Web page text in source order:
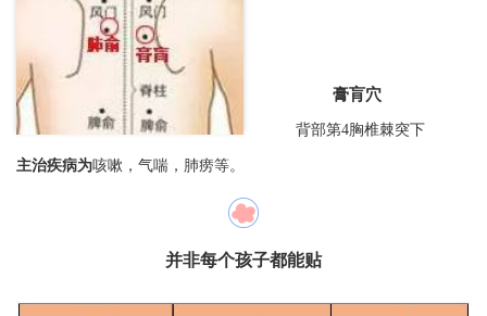
膏肓穴
背部第4胸椎棘突下
主治疾病为咳嗽，气喘，肺痨等。
并非每个孩子都能贴